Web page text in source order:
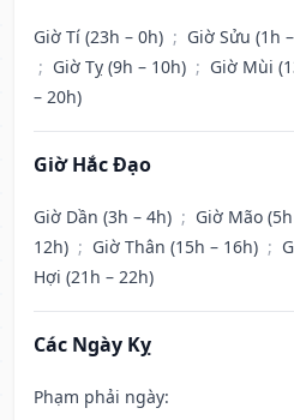
Giờ Tí (23h – 0h) ; Giờ Sửu (1h
; Giờ Tỵ (9h – 10h) ; Giờ Mùi
– 20h)
Giờ Hắc Đạo
Giờ Dần (3h – 4h) ; Giờ Mão
12h) ; Giờ Thân (15h – 16h) ;
Hợi (21h – 22h)
Các Ngày Kỵ
Phạm phải ngày: